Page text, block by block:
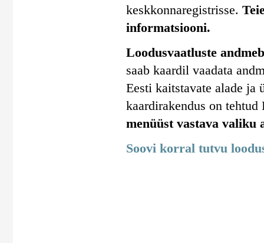
keskkonnaregistrisse.
informatsiooni.
Loodusvaatluste
saab kaardil vaadata
Eesti kaitstavate alade ja
kaardirakendus on
menüüst vastava valiku
Soovi korral tutvu